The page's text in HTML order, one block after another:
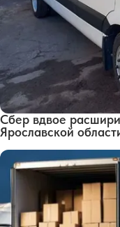
Сбер вдвое
Ярославской